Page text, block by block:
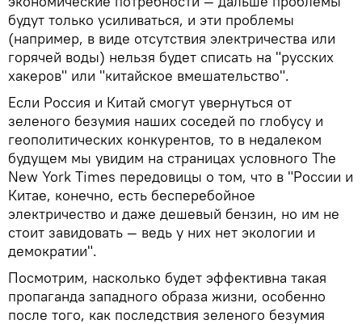
будут только усиливаться, и эти проблемы
(например, в виде отсутствия электричества или
горячей воды) нельзя будет списать на "русских
хакеров" или "китайское вмешательство".
Если Россия и Китай смогут увернуться от
зеленого безумия наших соседей по глобусу и
геополитических конкурентов, то в недалеком
будущем мы увидим на страницах условного The
New York Times передовицы о том, что в "России и
Китае, конечно, есть бесперебойное
электричество и даже дешевый бензин, но им не
стоит завидовать — ведь у них нет экологии и
демократии".
Посмотрим, насколько будет эффективна такая
пропаганда западного образа жизни, особенно
после того, как последствия зеленого безумия